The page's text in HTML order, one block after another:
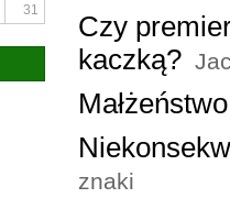
Czy
kaczką?
znaki
31